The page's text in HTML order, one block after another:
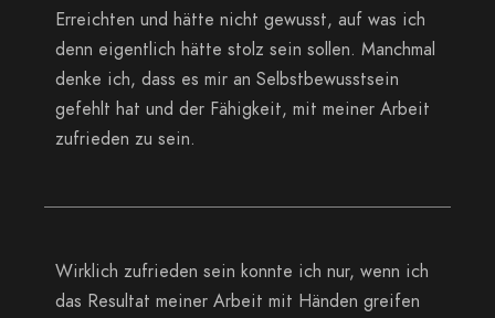
Erreichten und hätte nicht gewusst, auf was ich
denn eigentlich hätte stolz sein sollen. Manchmal
denke ich, dass es mir an Selbstbewusstsein
gefehlt hat und der Fähigkeit, mit meiner Arbeit
zufrieden zu sein.
Wirklich zufrieden sein konnte ich nur, wenn ich
das Resultat meiner Arbeit mit Händen greifen